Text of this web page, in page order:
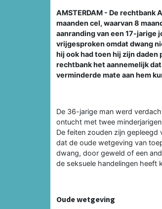
AMSTERDAM - De
maanden cel, waarvan 8
aanranding van een 17-jarige
vrijgesproken omdat dwang
hij ook had toen hij zijn daden
rechtbank het aannemelijk
verminderde mate aan hem
De 36-jarige man werd
ontucht met twee
De feiten zouden zijn
dat de oude wetgeving van
dwang, door geweld of een
de seksuele handelingen heeft
Oude wetgeving